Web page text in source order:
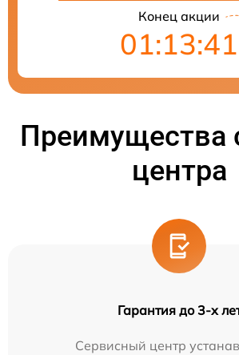
Конец акции
01:13:41
Преимущества
центра
Гарантия до 3-х
Сервисный центр